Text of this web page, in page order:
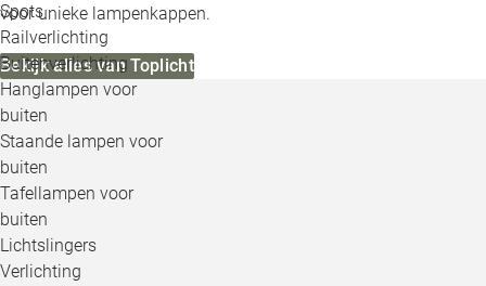
Spots
Railverlichting
Buitenverlichting
Hanglampen voor
buiten
Staande lampen voor
buiten
Tafellampen voor
buiten
Lichtslingers
Verlichting
voor unieke lampenkappen.
Bekijk alles van Toplicht